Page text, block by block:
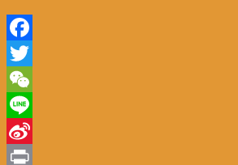
Facebook
Twitter
WeChat
Line
Sina